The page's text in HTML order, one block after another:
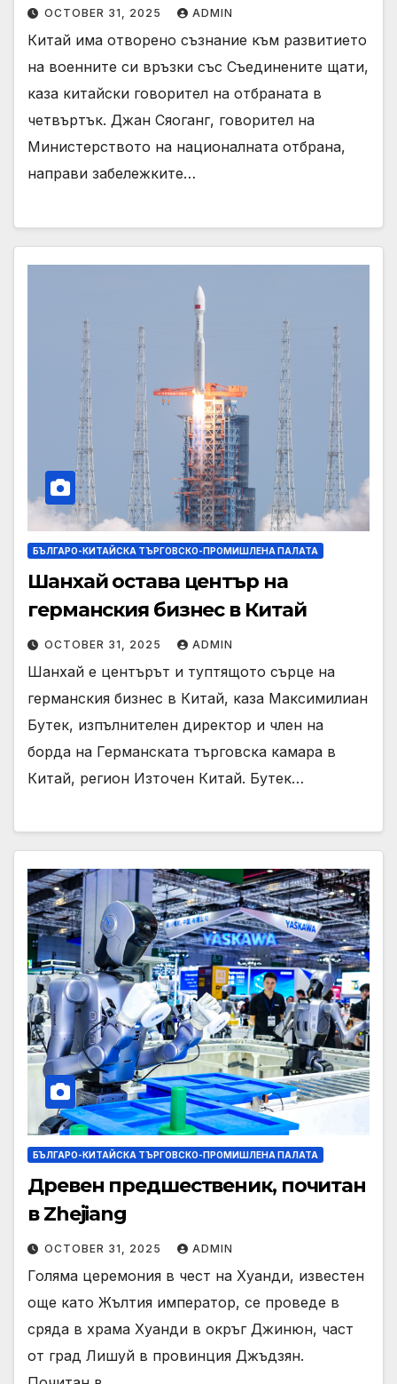
OCTOBER 31, 2025 ADMIN
Китай има отворено съзнание към развитието
на военните си връзки със Съединените щати,
каза китайски говорител на отбраната в
четвъртък. Джан Сяоганг, говорител на
Министерството на националната отбрана,
направи забележките…
БЪЛГАРО-КИТАЙСКА ТЪРГОВСКО-ПРОМИШЛЕНА ПАЛАТА
Шанхай остава център на
германския бизнес в Китай
OCTOBER 31, 2025 ADMIN
Шанхай е центърът и туптящото сърце на
германския бизнес в Китай, каза Максимилиан
Бутек, изпълнителен директор и член на
борда на Германската търговска камара в
Китай, регион Източен Китай. Бутек…
БЪЛГАРО-КИТАЙСКА ТЪРГОВСКО-ПРОМИШЛЕНА ПАЛАТА
Древен предшественик, почитан
в Zhejiang
OCTOBER 31, 2025 ADMIN
Голяма церемония в чест на Хуанди, известен
още като Жълтия император, се проведе в
сряда в храма Хуанди в окръг Джинюн, част
от град Лишуй в провинция Джъдзян.